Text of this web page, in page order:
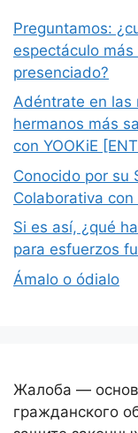
Preguntamos:
espectáculo
presenciado?
Adéntrate en las
hermanos más
con YOOKiE
Conocido por su
Colaborativa con
Si es así, ¿qué
para esfuerzos
Ámalo o ódialo
Жалоба —
гражданского